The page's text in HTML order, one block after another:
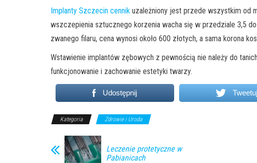
Implanty Szczecin cennik uzależniony jest przede wszystkim od
wszczepienia sztucznego korzenia wacha się w przedziale 3,5
zwanego filaru, cena wynosi około 600 złotych, a sama korona
Wstawienie implantów zębowych z pewnością nie należy do
funkcjonowanie i zachowanie estetyki twarzy.
Udostępnij Tweetuj
Kategoria Zdrowie i Uroda
Leczenie protetyczne w
Pabianicach